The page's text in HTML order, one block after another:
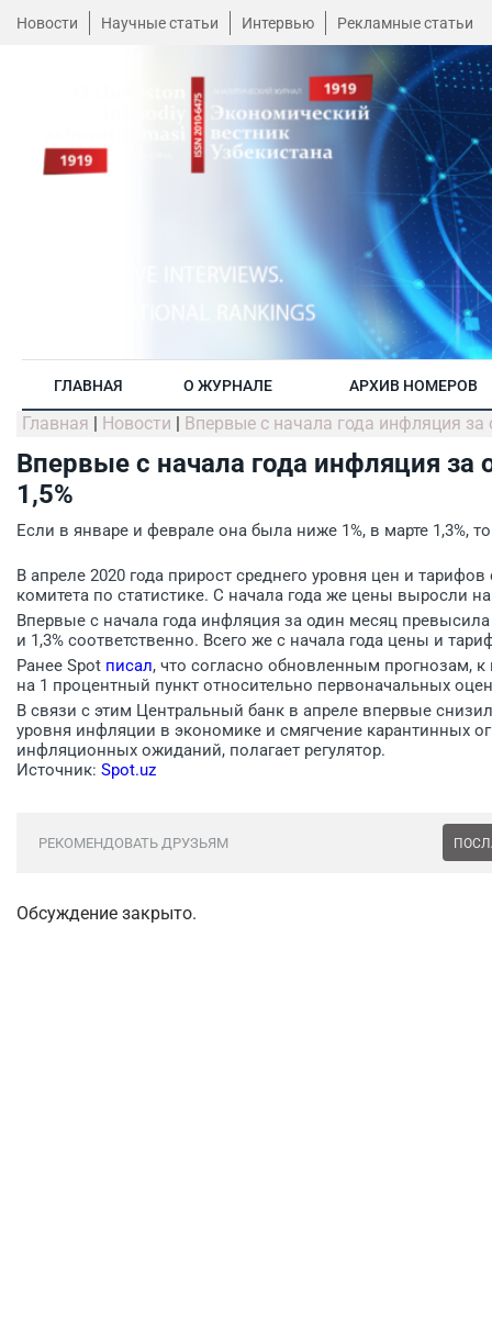
Новости Научные статьи Интервью Рекламные статьи
ГЛАВНАЯ О ЖУРНАЛЕ АРХИВ НОМЕРОВ
Главная | Новости | Впервые с начала года инфляция
Впервые с начала года инфляция
1,5%
Если в январе и феврале она была ниже 1%, в марте 1,3%,
В апреле 2020 года прирост среднего уровня цен и
комитета по статистике. С начала года же цены выросли
Впервые с начала года инфляция за один месяц
и 1,3% соответственно. Всего же с начала года цены и
Ранее Spot писал, что согласно обновленным прогнозам, к
на 1 процентный пункт относительно первоначальных
В связи с этим Центральный банк в апреле впервые
уровня инфляции в экономике и смягчение карантинных
инфляционных ожиданий, полагает регулятор.
Источник: Spot.uz
РЕКОМЕНДОВАТЬ ДРУЗЬЯМ
Обсуждение закрыто.